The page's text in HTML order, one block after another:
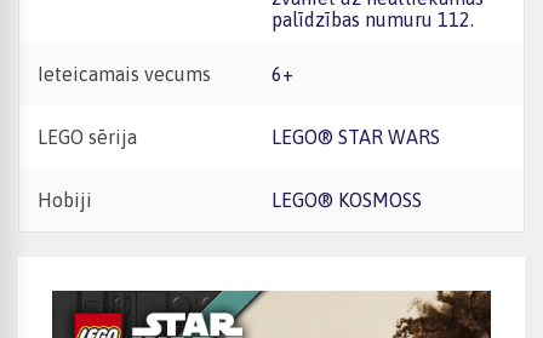
palīdzības numuru 112.
Ieteicamais vecums 6+
LEGO sērija LEGO® STAR WARS
Hobiji LEGO® KOSMOSS